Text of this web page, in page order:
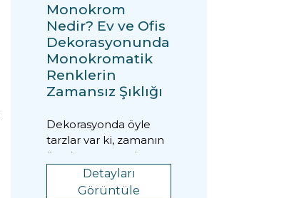
Monokrom
Nedir? Ev ve Ofis
Dekorasyonunda
Monokromatik
Renklerin
Zamansız Şıklığı
Dekorasyonda öyle
tarzlar var ki, zamanın
ötesine geçmeyi
başarıyor. Monokrom
stil de tam olarak böy...
Detayları
Görüntüle